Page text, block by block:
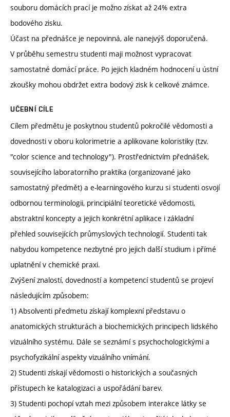
souboru domácích prací je možno získat až 24% extra
bodového zisku.
Účast na přednášce je nepovinná, ale nanejvýš doporučená.
V průběhu semestru studenti maji možnost vypracovat
samostatné domácí práce. Po jejich kladném hodnocení u ústní
zkoušky mohou obdržet extra bodový zisk k celkové známce.
UČEBNÍ CÍLE
Cílem předmětu je poskytnou studentů pokročilé vědomosti a
dovednosti v oboru kolorimetrie a aplikovane koloristiky (tzv.
"color science and technology"). Prostřednictvím přednášek,
souvisejícího laboratorního praktika (organizované jako
samostatný předmět) a e-learningového kurzu si studenti osvojí
odbornou terminologii, principiální teoretické vědomosti,
abstraktní koncepty a jejich konkrétní aplikace i základní
přehled souvisejících průmyslových technologií. Studenti tak
nabydou kompetence nezbytné pro jejich další studium i přímé
uplatnění v chemické praxi.
Zvýšení znalostí, dovedností a kompetencí studentů se projeví
následujícím způsobem:
1) Absolventi předmetu získají komplexní představu o
anatomických strukturách a biochemických principech lidského
vizuálního systému. Dále se seznámí s psychochologickými a
psychofyzikální aspekty vizuálního vnímání.
2) Studenti získají vědomosti o historických a současných
přístupech ke katalogizaci a uspořádání barev.
3) Studenti pochopí vztah mezi způsobem interakce látky se